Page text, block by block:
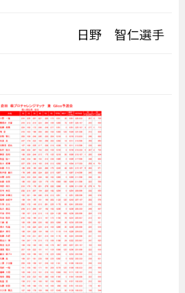
日野 智仁選手